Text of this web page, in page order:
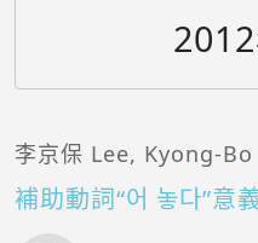
李京保 Lee, Kyong-Bo
補助動詞“어 놓다”意